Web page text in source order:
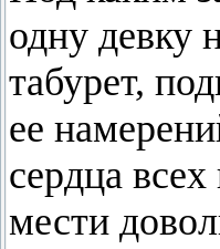
одну девку
табурет,
ее
сердца
мести